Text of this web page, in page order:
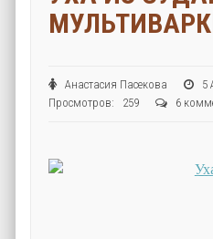
Анастасия Пасекова
5
Просмотров: 259
6